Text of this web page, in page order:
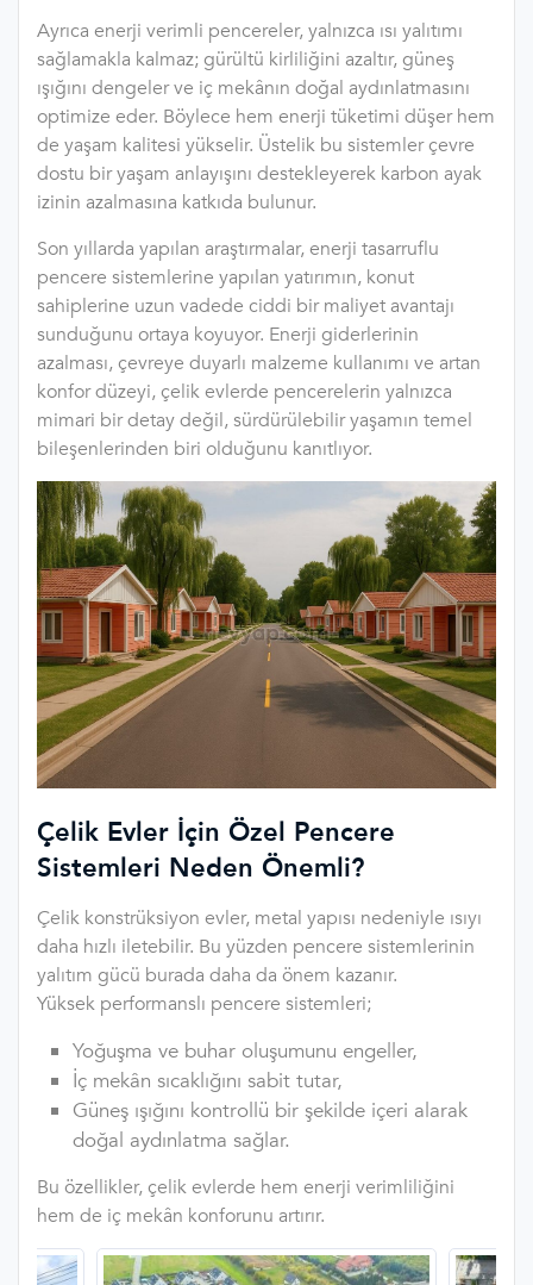
Ayrıca enerji verimli pencereler, yalnızca ısı yalıtımı
sağlamakla kalmaz; gürültü kirliliğini azaltır, güneş
ışığını dengeler ve iç mekânın doğal aydınlatmasını
optimize eder. Böylece hem enerji tüketimi düşer hem
de yaşam kalitesi yükselir. Üstelik bu sistemler çevre
dostu bir yaşam anlayışını destekleyerek karbon ayak
izinin azalmasına katkıda bulunur.
Son yıllarda yapılan araştırmalar, enerji tasarruflu
pencere sistemlerine yapılan yatırımın, konut
sahiplerine uzun vadede ciddi bir maliyet avantajı
sunduğunu ortaya koyuyor. Enerji giderlerinin
azalması, çevreye duyarlı malzeme kullanımı ve artan
konfor düzeyi, çelik evlerde pencerelerin yalnızca
mimari bir detay değil, sürdürülebilir yaşamın temel
bileşenlerinden biri olduğunu kanıtlıyor.
Çelik Evler İçin Özel Pencere
Sistemleri Neden Önemli?
Çelik konstrüksiyon evler, metal yapısı nedeniyle ısıyı
daha hızlı iletebilir. Bu yüzden pencere sistemlerinin
yalıtım gücü burada daha da önem kazanır.
Yüksek performanslı pencere sistemleri;
Yoğuşma ve buhar oluşumunu engeller,
İç mekân sıcaklığını sabit tutar,
Güneş ışığını kontrollü bir şekilde içeri alarak
doğal aydınlatma sağlar.
Bu özellikler, çelik evlerde hem enerji verimliliğini
hem de iç mekân konforunu artırır.